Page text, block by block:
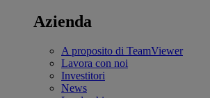
Azienda
A proposito di TeamViewer
Lavora con noi
Investitori
News